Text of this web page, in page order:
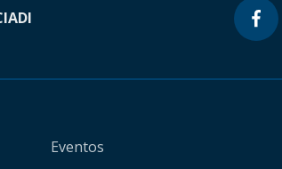
Eventos